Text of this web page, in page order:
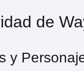
de
y